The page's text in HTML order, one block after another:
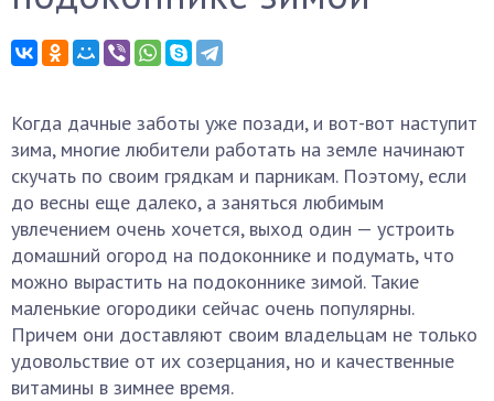
Когда дачные заботы уже позади, и вот-вот наступит
зима, многие любители работать на земле начинают
скучать по своим грядкам и парникам. Поэтому, если
до весны еще далеко, а заняться любимым
увлечением очень хочется, выход один — устроить
домашний огород на подоконнике и подумать, что
можно вырастить на подоконнике зимой. Такие
маленькие огородики сейчас очень популярны.
Причем они доставляют своим владельцам не только
удовольствие от их созерцания, но и качественные
витамины в зимнее время.